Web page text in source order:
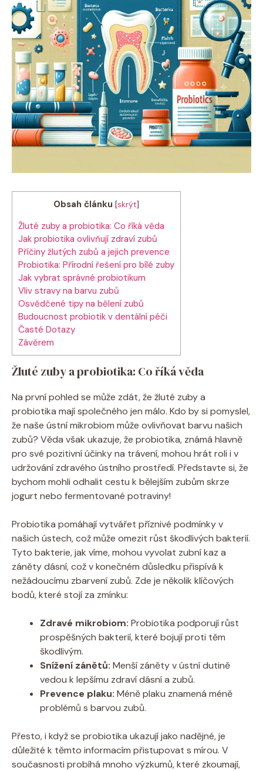
Obsah článku [skrýt]
Žluté zuby a probiotika: Co říká věda
Jak probiotika ovlivňují zdraví zubů
Příčiny žlutých zubů a jejich prevence
Probiotika: Přírodní řešení pro bílé zuby
Jak vybrat správné probiotikum
Vliv stravy na barvu zubů
Osvědčené tipy na bělení zubů
Budoucnost probiotik v dentální péči
Časté Dotazy
Závěrem
Žluté zuby a probiotika: Co říká věda
Na první pohled se může zdát, že žluté zuby a
probiotika mají společného jen málo. Kdo by si pomyslel,
že naše ústní mikrobiom může ovlivňovat barvu našich
zubů? Věda však ukazuje, že probiotika, známá hlavně
pro své pozitivní účinky na trávení, mohou hrát roli i v
udržování zdravého ústního prostředí. Představte si, že
bychom mohli odhalit cestu k bělejším zubům skrze
jogurt nebo fermentované potraviny!
Probiotika pomáhají vytvářet příznivé podmínky v
našich ústech, což může omezit růst škodlivých bakterií.
Tyto bakterie, jak víme, mohou vyvolat zubní kaz a
záněty dásní, což v konečném důsledku přispívá k
nežádoucímu zbarvení zubů. Zde je několik klíčových
bodů, které stojí za zmínku:
Zdravé mikrobiom: Probiotika podporují růst
prospěšných bakterií, které bojují proti těm
škodlivým.
Snížení zánětů: Menší záněty v ústní dutině
vedou k lepšímu zdraví dásní a zubů.
Prevence plaku: Méně plaku znamená méně
problémů s barvou zubů.
Přesto, i když se probiotika ukazují jako nadějné, je
důležité k těmto informacím přistupovat s mírou. V
současnosti probíhá mnoho výzkumů, které zkoumají,